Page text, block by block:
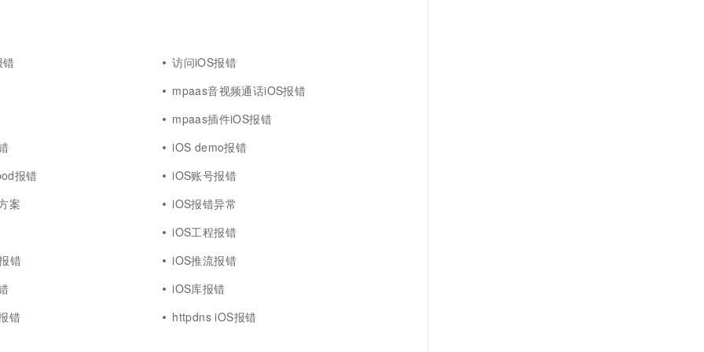
访问iOS报错
mpaas音视频通话iOS报错
mpaas插件iOS报错
iOS demo报错
报错
iOS账号报错
案
iOS报错异常
iOS工程报错
错
iOS推流报错
iOS库报错
错
httpdns iOS报错